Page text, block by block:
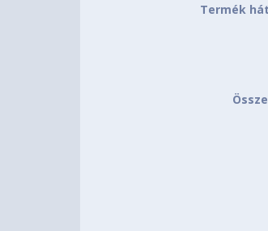
Termék